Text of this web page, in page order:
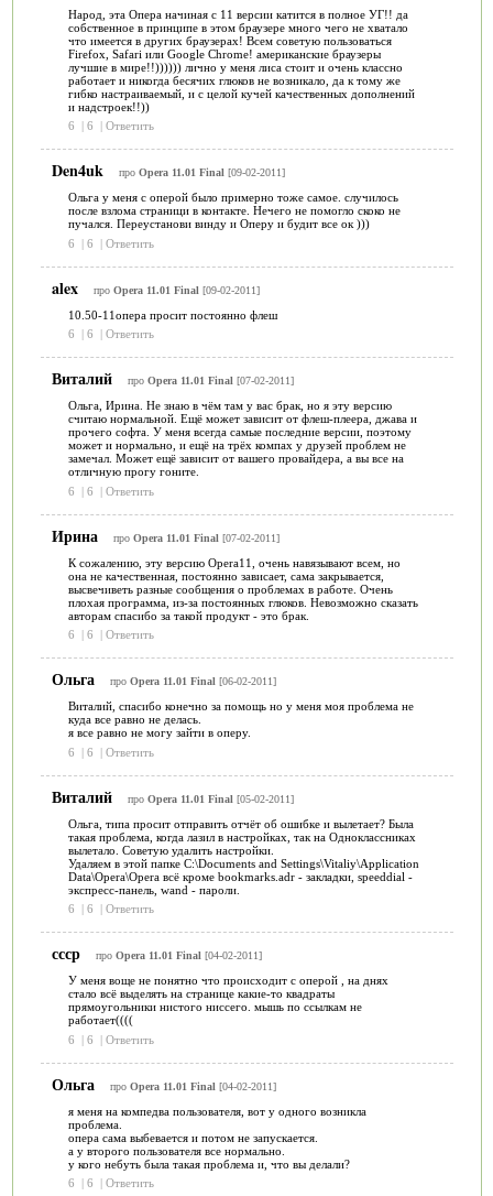
Народ, эта Опера начиная с 11 версии катится в полное УГ!! да
собственное в принципе в этом браузере много чего не хватало
что имеется в других браузерах! Всем советую пользоваться
Firefox, Safari или Google Chrome! американские браузеры
лучшие в мире!!)))))) лично у меня лиса стоит и очень классно
работает и никогда бесячих глюков не возникало, да к тому же
гибко настраиваемый, и с целой кучей качественных дополнений
и надстроек!!))
6
| 6 | Ответить
Den4uk про Opera 11.01 Final [09-02-2011]
Ольга у меня с оперой было примерно тоже самое. случилось
после взлома страници в контакте. Нечего не помогло скоко не
пучался. Переустанови винду и Оперу и будит все ок )))
6
| 6 | Ответить
alex про Opera 11.01 Final [09-02-2011]
10.50-11опера просит постоянно флеш
6
| 6 | Ответить
Виталий про Opera 11.01 Final [07-02-2011]
Ольга, Ирина. Не знаю в чём там у вас брак, но я эту версию
считаю нормальной. Ещё может зависит от флеш-плеера, джава и
прочего софта. У меня всегда самые последние версии, поэтому
может и нормально, и ещё на трёх компах у друзей проблем не
замечал. Может ещё зависит от вашего провайдера, а вы все на
отличную прогу гоните.
6
| 6 | Ответить
Ирина про Opera 11.01 Final [07-02-2011]
К сожалению, эту версию Opera11, очень навязывают всем, но
она не качественная, постоянно зависает, сама закрывается,
высвечиветь разные сообщения о проблемах в работе. Очень
плохая программа, из-за постоянных глюков. Невозможно сказать
авторам спасибо за такой продукт - это брак.
6
| 6 | Ответить
Ольга про Opera 11.01 Final [06-02-2011]
Виталий, спасибо конечно за помощь но у меня моя проблема не
куда все равно не делась.
я все равно не могу зайти в оперу.
6
| 6 | Ответить
Виталий про Opera 11.01 Final [05-02-2011]
Ольга, типа просит отправить отчёт об ошибке и вылетает? Была
такая проблема, когда лазил в настройках, так на Одноклассниках
вылетало. Советую удалить настройки.
Удаляем в этой папке C:\Documents and Settings\Vitaliy\Application
Data\Opera\Opera всё кроме bookmarks.adr - закладки, speeddial -
экспресс-панель, wand - пароли.
6
| 6 | Ответить
ссср про Opera 11.01 Final [04-02-2011]
У меня воще не понятно что происходит с оперой , на днях
стало всё выделять на странице какие-то квадраты
прямоугольники нистого ниссего. мышь по ссылкам не
работает((((
6
| 6 | Ответить
Ольга про Opera 11.01 Final [04-02-2011]
я меня на компедва пользователя, вот у одного возникла
проблема.
опера сама выбевается и потом не запускается.
а у второго пользователя все нормально.
у кого небуть была такая проблема и, что вы делали?
6
| 6 | Ответить